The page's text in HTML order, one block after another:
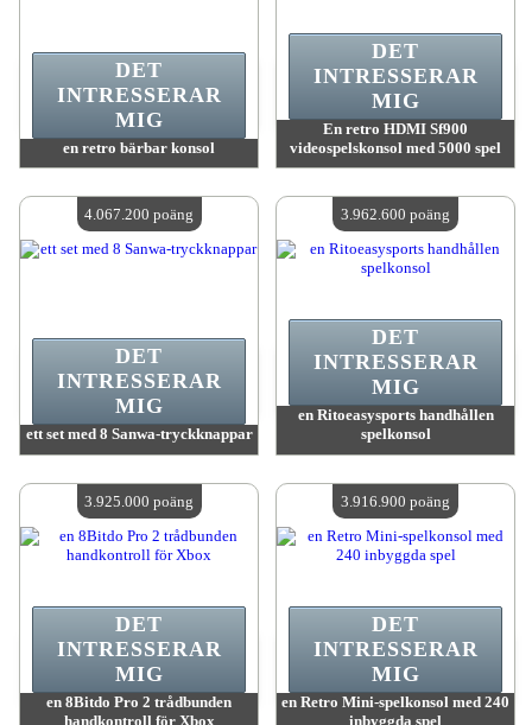
en retro bärbar konsol
Antal tillgängliga:4
DET
INTRESSERAR
MIG
En retro HDMI Sf900
videospelskonsol med 5000 spel
Antal tillgängliga:4
DET
INTRESSERAR
MIG
ett set med 8 Sanwa-tryckknappar
Antal tillgängliga:4
DET
INTRESSERAR
MIG
4.067.200 poäng
en Ritoeasysports handhållen
spelkonsol
Antal tillgängliga:4
DET
INTRESSERAR
MIG
3.962.600 poäng
en 8Bitdo Pro 2 trådbunden
handkontroll för Xbox
DET
INTRESSERAR
MIG
3.925.000 poäng
en Retro Mini-spelkonsol med 240
inbyggda spel
DET
INTRESSERAR
MIG
3.916.900 poäng